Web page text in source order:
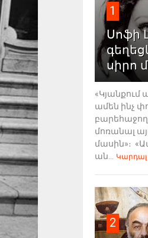
1
Սոֆի
սիրո
ամեն ինչ
մոռանալ
մասին»։
ան...
Կարդալ
2